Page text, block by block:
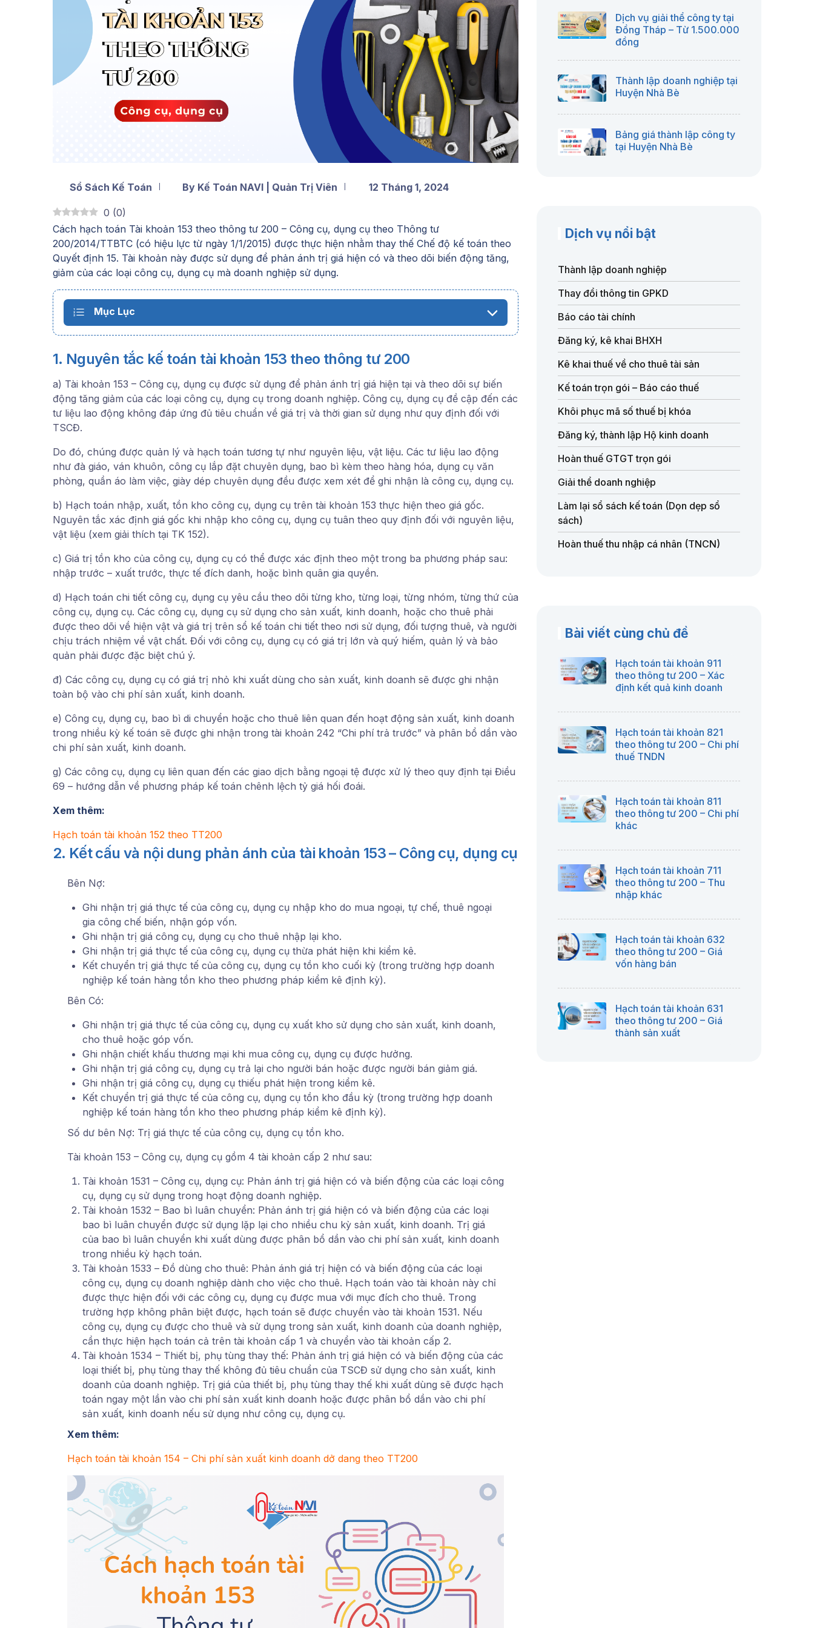
Sổ Sách Kế Toán By Kế Toán NAVI | Quản Trị Viên 12 Tháng 1, 2024
0 (0)
Cách hạch toán Tài khoản 153 theo thông tư 200 – Công cụ, dụng cụ theo Thông tư
200/2014/TTBTC (có hiệu lực từ ngày 1/1/2015) được thực hiện nhằm thay thế Chế độ kế toán theo
Quyết định 15. Tài khoản này được sử dụng để phản ánh trị giá hiện có và theo dõi biến động tăng,
giảm của các loại công cụ, dụng cụ mà doanh nghiệp sử dụng.
Mục Lục
1. Nguyên tắc kế toán tài khoản 153 theo thông tư 200
a) Tài khoản 153 – Công cụ, dụng cụ được sử dụng để phản ánh trị giá hiện tại và theo dõi sự biến
động tăng giảm của các loại công cụ, dụng cụ trong doanh nghiệp. Công cụ, dụng cụ đề cập đến các
tư liệu lao động không đáp ứng đủ tiêu chuẩn về giá trị và thời gian sử dụng như quy định đối với
TSCĐ.
Do đó, chúng được quản lý và hạch toán tương tự như nguyên liệu, vật liệu. Các tư liệu lao động
như đà giáo, ván khuôn, công cụ lắp đặt chuyên dụng, bao bì kèm theo hàng hóa, dụng cụ văn
phòng, quần áo làm việc, giày dép chuyên dụng đều được xem xét để ghi nhận là công cụ, dụng cụ.
b) Hạch toán nhập, xuất, tồn kho công cụ, dụng cụ trên tài khoản 153 thực hiện theo giá gốc.
Nguyên tắc xác định giá gốc khi nhập kho công cụ, dụng cụ tuân theo quy định đối với nguyên liệu,
vật liệu (xem giải thích tại TK 152).
c) Giá trị tồn kho của công cụ, dụng cụ có thể được xác định theo một trong ba phương pháp sau:
nhập trước – xuất trước, thực tế đích danh, hoặc bình quân gia quyền.
d) Hạch toán chi tiết công cụ, dụng cụ yêu cầu theo dõi từng kho, từng loại, từng nhóm, từng thứ của
công cụ, dụng cụ. Các công cụ, dụng cụ sử dụng cho sản xuất, kinh doanh, hoặc cho thuê phải
được theo dõi về hiện vật và giá trị trên sổ kế toán chi tiết theo nơi sử dụng, đối tượng thuê, và người
chịu trách nhiệm về vật chất. Đối với công cụ, dụng cụ có giá trị lớn và quý hiếm, quản lý và bảo
quản phải được đặc biệt chú ý.
đ) Các công cụ, dụng cụ có giá trị nhỏ khi xuất dùng cho sản xuất, kinh doanh sẽ được ghi nhận
toàn bộ vào chi phí sản xuất, kinh doanh.
e) Công cụ, dụng cụ, bao bì di chuyển hoặc cho thuê liên quan đến hoạt động sản xuất, kinh doanh
trong nhiều kỳ kế toán sẽ được ghi nhận trong tài khoản 242 “Chi phí trả trước” và phân bổ dần vào
chi phí sản xuất, kinh doanh.
g) Các công cụ, dụng cụ liên quan đến các giao dịch bằng ngoại tệ được xử lý theo quy định tại Điều
69 – hướng dẫn về phương pháp kế toán chênh lệch tỷ giá hối đoái.
Xem thêm:
Hạch toán tài khoản 152 theo TT200
2. Kết cấu và nội dung phản ánh của tài khoản 153 – Công cụ, dụng cụ
Bên Nợ:
Ghi nhận trị giá thực tế của công cụ, dụng cụ nhập kho do mua ngoại, tự chế, thuê ngoại
gia công chế biến, nhận góp vốn.
Ghi nhận trị giá công cụ, dụng cụ cho thuê nhập lại kho.
Ghi nhận trị giá thực tế của công cụ, dụng cụ thừa phát hiện khi kiểm kê.
Kết chuyển trị giá thực tế của công cụ, dụng cụ tồn kho cuối kỳ (trong trường hợp doanh
nghiệp kế toán hàng tồn kho theo phương pháp kiểm kê định kỳ).
Bên Có:
Ghi nhận trị giá thực tế của công cụ, dụng cụ xuất kho sử dụng cho sản xuất, kinh doanh,
cho thuê hoặc góp vốn.
Ghi nhận chiết khấu thương mại khi mua công cụ, dụng cụ được hưởng.
Ghi nhận trị giá công cụ, dụng cụ trả lại cho người bán hoặc được người bán giảm giá.
Ghi nhận trị giá công cụ, dụng cụ thiếu phát hiện trong kiểm kê.
Kết chuyển trị giá thực tế của công cụ, dụng cụ tồn kho đầu kỳ (trong trường hợp doanh
nghiệp kế toán hàng tồn kho theo phương pháp kiểm kê định kỳ).
Số dư bên Nợ: Trị giá thực tế của công cụ, dụng cụ tồn kho.
Tài khoản 153 – Công cụ, dụng cụ gồm 4 tài khoản cấp 2 như sau:
Tài khoản 1531 – Công cụ, dụng cụ: Phản ánh trị giá hiện có và biến động của các loại công
cụ, dụng cụ sử dụng trong hoạt động doanh nghiệp.
Tài khoản 1532 – Bao bì luân chuyển: Phản ánh trị giá hiện có và biến động của các loại
bao bì luân chuyển được sử dụng lặp lại cho nhiều chu kỳ sản xuất, kinh doanh. Trị giá
của bao bì luân chuyển khi xuất dùng được phân bổ dần vào chi phí sản xuất, kinh doanh
trong nhiều kỳ hạch toán.
Tài khoản 1533 – Đồ dùng cho thuê: Phản ánh giá trị hiện có và biến động của các loại
công cụ, dụng cụ doanh nghiệp dành cho việc cho thuê. Hạch toán vào tài khoản này chỉ
được thực hiện đối với các công cụ, dụng cụ được mua với mục đích cho thuê. Trong
trường hợp không phân biệt được, hạch toán sẽ được chuyển vào tài khoản 1531. Nếu
công cụ, dụng cụ được cho thuê và sử dụng trong sản xuất, kinh doanh của doanh nghiệp,
cần thực hiện hạch toán cả trên tài khoản cấp 1 và chuyển vào tài khoản cấp 2.
Tài khoản 1534 – Thiết bị, phụ tùng thay thế: Phản ánh trị giá hiện có và biến động của các
loại thiết bị, phụ tùng thay thế không đủ tiêu chuẩn của TSCĐ sử dụng cho sản xuất, kinh
doanh của doanh nghiệp. Trị giá của thiết bị, phụ tùng thay thế khi xuất dùng sẽ được hạch
toán ngay một lần vào chi phí sản xuất kinh doanh hoặc được phân bổ dần vào chi phí
sản xuất, kinh doanh nếu sử dụng như công cụ, dụng cụ.
Xem thêm:
Hạch toán tài khoản 154 – Chi phí sản xuất kinh doanh dở dang theo TT200
Dịch vụ giải thể công ty tại
Đồng Tháp – Từ 1.500.000
đồng
Thành lập doanh nghiệp tại
Huyện Nhà Bè
Bảng giá thành lập công ty
tại Huyện Nhà Bè
Dịch vụ nổi bật
Thành lập doanh nghiệp
Thay đổi thông tin GPKD
Báo cáo tài chính
Đăng ký, kê khai BHXH
Kê khai thuế về cho thuê tài sản
Kế toán trọn gói – Báo cáo thuế
Khôi phục mã số thuế bị khóa
Đăng ký, thành lập Hộ kinh doanh
Hoàn thuế GTGT trọn gói
Giải thể doanh nghiệp
Làm lại sổ sách kế toán (Dọn dẹp sổ
sách)
Hoàn thuế thu nhập cá nhân (TNCN)
Bài viết cùng chủ đề
Hạch toán tài khoản 911
theo thông tư 200 – Xác
định kết quả kinh doanh
Hạch toán tài khoản 821
theo thông tư 200 – Chi phí
thuế TNDN
Hạch toán tài khoản 811
theo thông tư 200 – Chi phí
khác
Hạch toán tài khoản 711
theo thông tư 200 – Thu
nhập khác
Hạch toán tài khoản 632
theo thông tư 200 – Giá
vốn hàng bán
Hạch toán tài khoản 631
theo thông tư 200 – Giá
thành sản xuất